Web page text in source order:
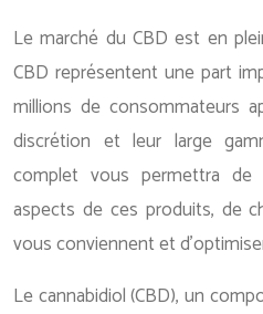
Le marché du CBD est en
CBD représentent une part
millions de consommateurs
discrétion et leur large
complet vous permettra de
aspects de ces produits, de
vous conviennent et
Le cannabidiol (CBD), un